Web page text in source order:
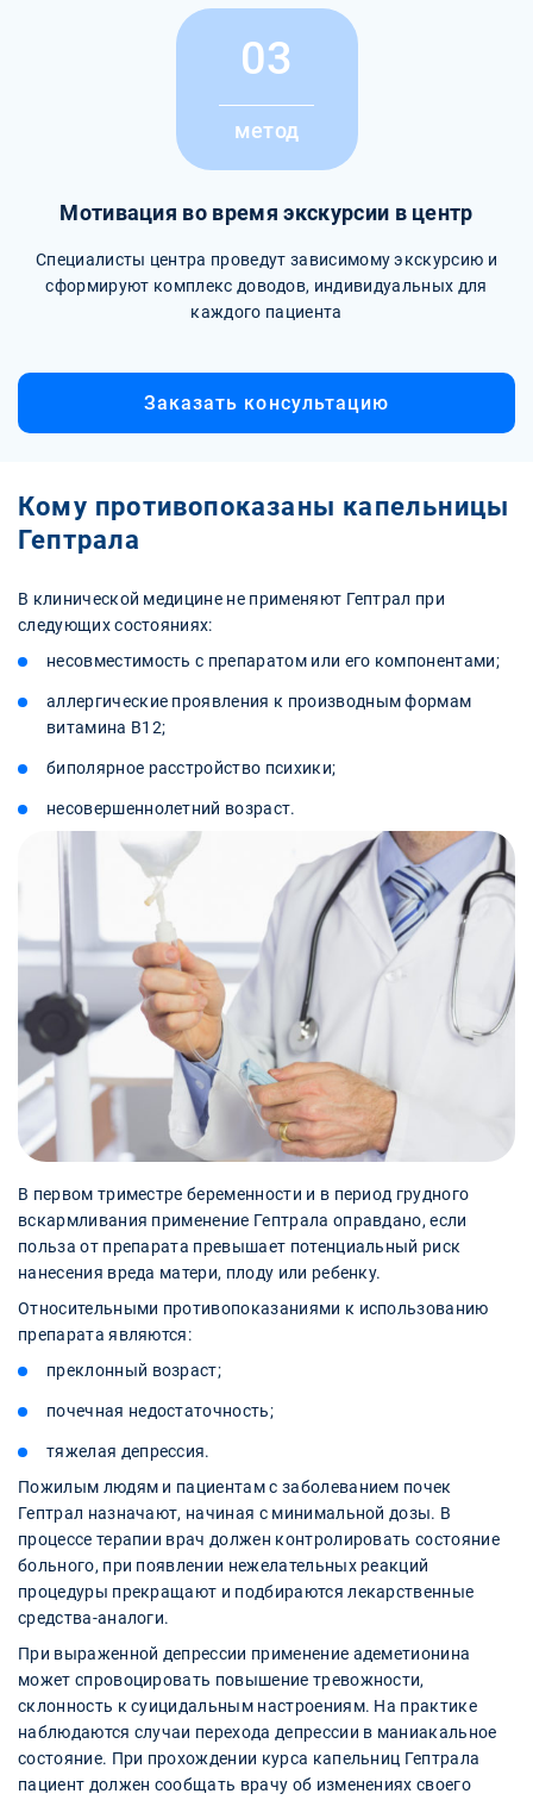
03
метод
Мотивация во время экскурсии в центр
Специалисты центра проведут зависимому экскурсию и
сформируют комплекс доводов, индивидуальных для
каждого пациента
Заказать консультацию
Кому противопоказаны капельницы
Гептрала
В клинической медицине не применяют Гептрал при
следующих состояниях:
несовместимость с препаратом или его компонентами;
аллергические проявления к производным формам
витамина В12;
биполярное расстройство психики;
несовершеннолетний возраст.
В первом триместре беременности и в период грудного
вскармливания применение Гептрала оправдано, если
польза от препарата превышает потенциальный риск
нанесения вреда матери, плоду или ребенку.
Относительными противопоказаниями к использованию
препарата являются:
преклонный возраст;
почечная недостаточность;
тяжелая депрессия.
Пожилым людям и пациентам с заболеванием почек
Гептрал назначают, начиная с минимальной дозы. В
процессе терапии врач должен контролировать состояние
больного, при появлении нежелательных реакций
процедуры прекращают и подбираются лекарственные
средства-аналоги.
При выраженной депрессии применение адеметионина
может спровоцировать повышение тревожности,
склонность к суицидальным настроениям. На практике
наблюдаются случаи перехода депрессии в маниакальное
состояние. При прохождении курса капельниц Гептрала
пациент должен сообщать врачу об изменениях своего